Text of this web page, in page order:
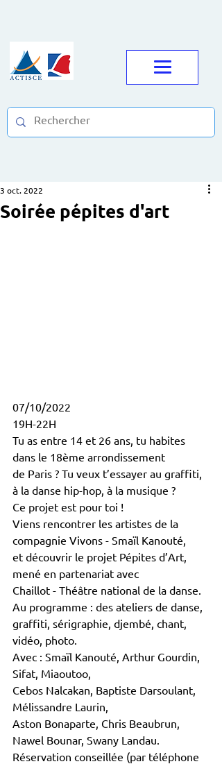
Soirée pépites d'art
3 oct. 2022
07/10/2022
19H-22H
Tu as entre 14 et 26 ans, tu habites
dans le 18ème arrondissement
de Paris ? Tu veux t’essayer au graffiti,
à la danse hip-hop, à la musique ?
Ce projet est pour toi !
Viens rencontrer les artistes de la
compagnie Vivons - Smaïl Kanouté,
et découvrir le projet Pépites d’Art,
mené en partenariat avec
Chaillot - Théâtre national de la danse.
Au programme : des ateliers de danse,
graffiti, sérigraphie, djembé, chant,
vidéo, photo.
Avec : Smaïl Kanouté, Arthur Gourdin,
Sifat, Miaoutoo,
Cebos Nalcakan, Baptiste Darsoulant,
Mélissandre Laurin,
Aston Bonaparte, Chris Beaubrun,
Nawel Bounar, Swany Landau.
Réservation conseillée (par téléphone